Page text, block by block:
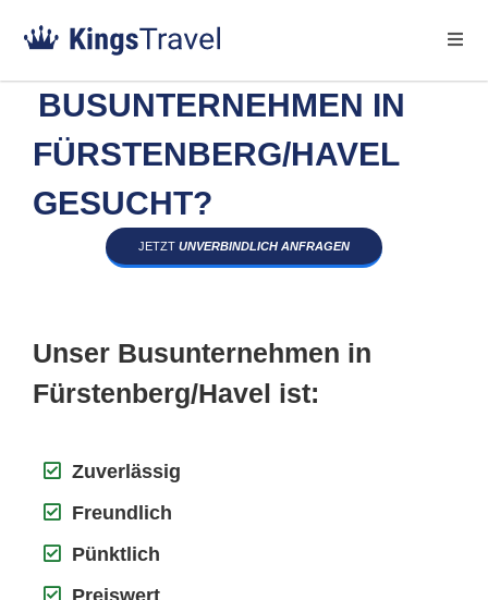
BUSUNTERNEHMEN IN
FÜRSTENBERG/HAVEL
GESUCHT?
JETZT UNVERBINDLICH ANFRAGEN
Unser Busunternehmen in
Fürstenberg/Havel ist:
Zuverlässig
Freundlich
Pünktlich
Preiswert